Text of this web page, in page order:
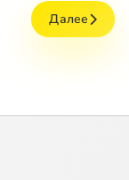
Далее